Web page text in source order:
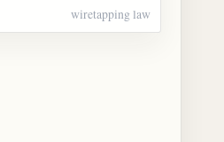
wiretapping law
傍観